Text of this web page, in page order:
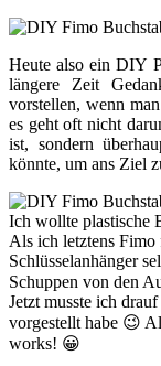
Heute also ein DIY
längere Zeit
vorstellen, wenn
es geht oft nicht
ist, sondern
könnte, um ans Ziel
Ich wollte plastische
Als ich letztens
Schlüsselanhänger
Schuppen von den
Jetzt musste ich
vorgestellt habe 😉
works! 😀